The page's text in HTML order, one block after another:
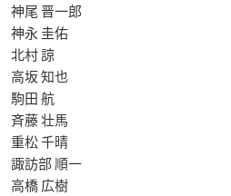
神尾 晋一郎
神永 圭佑
北村 諒
高坂 知也
駒田 航
斉藤 壮馬
重松 千晴
諏訪部 順一
高橋 広樹